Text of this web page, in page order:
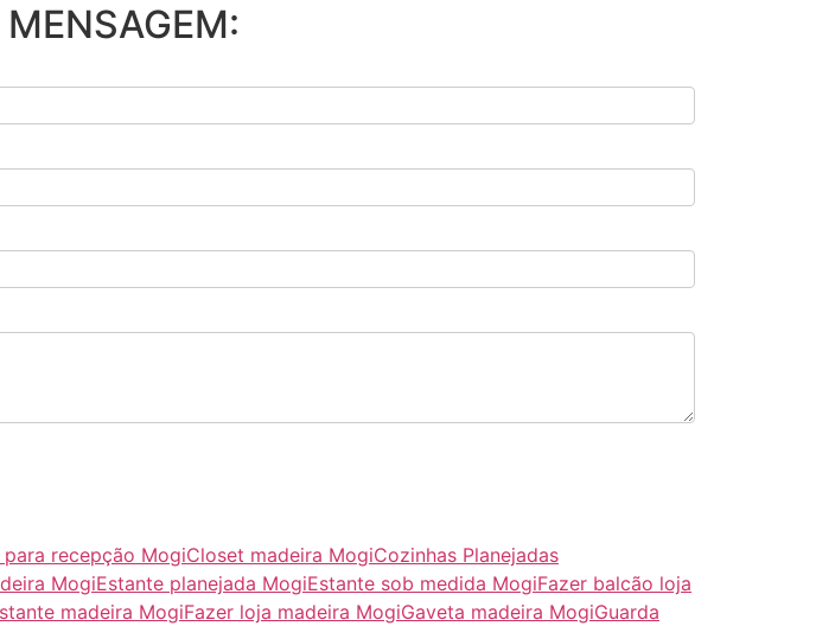
para recepção MogiCloset madeira MogiCozinhas Planejadas
MogiEstante planejada MogiEstante sob medida MogiFazer balcão loja
madeira MogiFazer loja madeira MogiGaveta madeira MogiGuarda